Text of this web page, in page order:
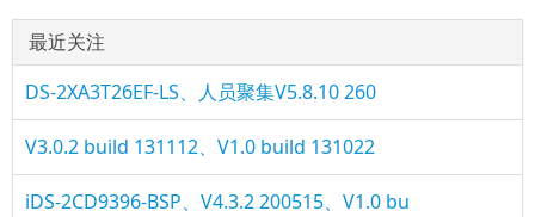
最近关注
DS-2XA3T26EF-LS、人员聚集V5.8.10 260
V3.0.2 build 131112、V1.0 build 131022
iDS-2CD9396-BSP、V4.3.2 200515、V1.0 bu